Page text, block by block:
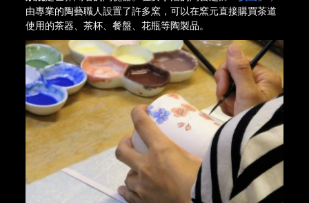
由專業的陶藝職人設置了許多窯，可以在窯元直接購買茶道
使用的茶器、茶杯、餐盤、花瓶等陶製品。